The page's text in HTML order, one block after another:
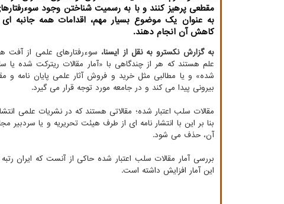
مقطعی پرهیز کنند و با به رسمیت شناختن وجود
به عنوان یک موضوع بسیار مهم، اقدامات همه جانبه ای
کاهش آن انجام دهند.
به گزارش نکسترو به نقل از ایسنا، سوءرفتارهای علمی از آفت
علم هستند که هر از چندگاهی با «آمار مقالات ریترکت شده یا
شده» و یا مطالبی مثل خرید و فروش آثار علمی پایان نامه و
بیرونی پیدا می کند و در جامعه مورد توجه قرار می گیرد.
مقالات سلب اعتبار شده؛ مقالاتی هستند که در نشریات علمی
بنا بر این با انتشار نامه ای از طرف هیئت تحریریه و یا
آن، حذف می شود.
بررسی آمار مقالات سلب اعتبار شده حاکی از آنست که ایران
این آمار افزایش داشته است.